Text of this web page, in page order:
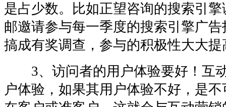
是占少数。比如正望咨询的搜索引
邮邀请参与每一季度的搜索引擎广
搞成有奖调查，参与的积极性大大提
3、访问者的用户体验要好！互
户体验，如果其用户体验不好，是